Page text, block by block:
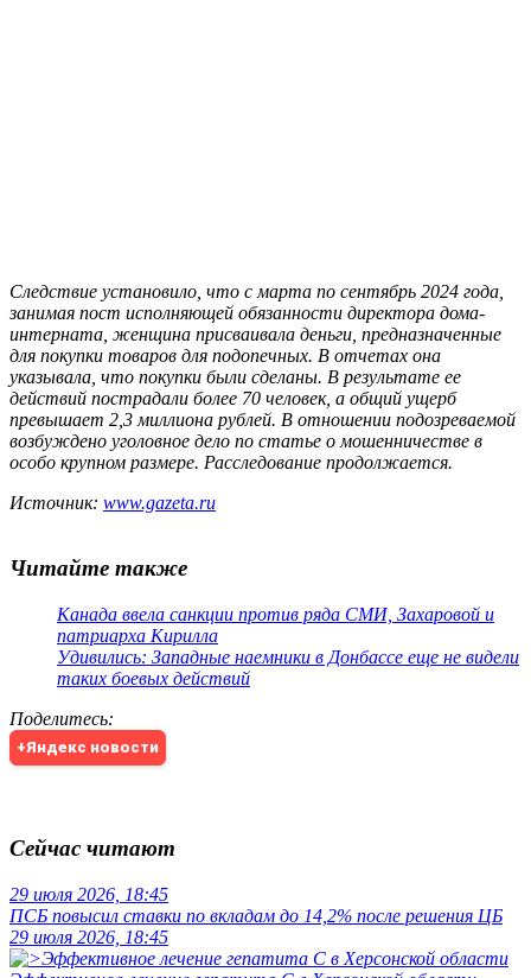
Следствие установило, что с марта по сентябрь 2024 года,
занимая пост исполняющей обязанности директора дома-
интерната, женщина присваивала деньги, предназначенные
для покупки товаров для подопечных. В отчетах она
указывала, что покупки были сделаны. В результате ее
действий пострадали более 70 человек, а общий ущерб
превышает 2,3 миллиона рублей. В отношении подозреваемой
возбуждено уголовное дело по статье о мошенничестве в
особо крупном размере. Расследование продолжается.
Источник: www.gazeta.ru
Читайте также
Канада ввела санкции против ряда СМИ, Захаровой и
патриарха Кирилла
Удивились: Западные наемники в Донбассе еще не видели
таких боевых действий
Поделитесь:
+Яндекс новости
Сейчас читают
29 июля 2026, 18:45
ПСБ повысил ставки по вкладам до 14,2% после решения ЦБ
29 июля 2026, 18:45